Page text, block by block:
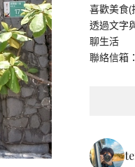
喜歡美食
透過文字
聊生活
聯絡信箱